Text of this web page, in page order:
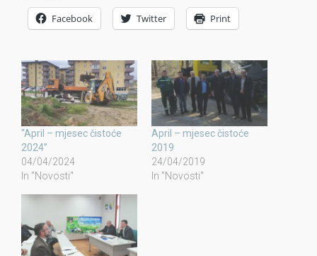
Facebook Twitter Print
“April – mjesec čistoće
2024”
04/04/2024
In "Novosti"
April – mjesec čistoće
2019
24/04/2019
In "Novosti"